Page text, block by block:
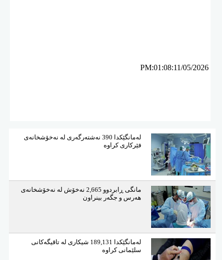
PM:01:08:11/05/2026
لەمانگێكدا 390 نەشتەرگەری لە نەخۆشخانەی
فێركاری كراوە
مانگی ڕابردوو 2,665 نەخۆش لە نەخۆشخانەی
هەرس و جگەر بینراون
لەمانگێكدا 189,131 شیكاری لە تاقیگەكانی
سلێمانی كراوە